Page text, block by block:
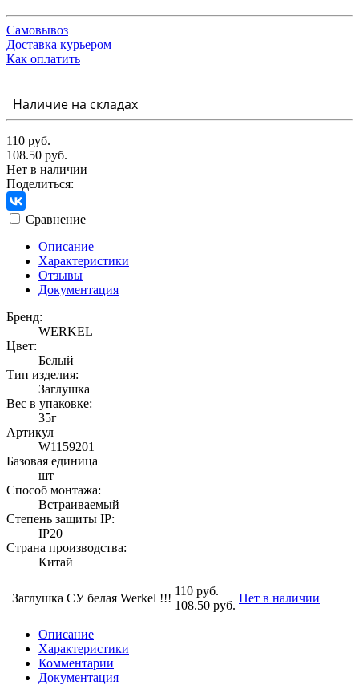
Самовывоз
Доставка курьером
Как оплатить
Наличие на складах
110 руб.
108.50 руб.
Нет в наличии
Поделиться:
Сравнение
Описание
Характеристики
Отзывы
Документация
Бренд:
WERKEL
Цвет:
Белый
Тип изделия:
Заглушка
Вес в упаковке:
35г
Артикул
W1159201
Базовая единица
шт
Способ монтажа:
Встраиваемый
Степень защиты IP:
IP20
Страна производства:
Китай
Заглушка СУ белая Werkel !!!
110 руб.
108.50 руб.
Нет в наличии
Описание
Характеристики
Комментарии
Документация